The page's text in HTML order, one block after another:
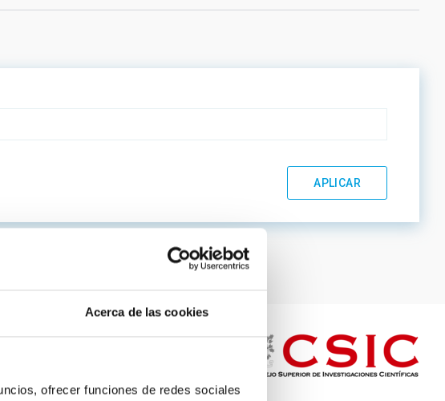
Acerca de las cookies
ofrecer funciones de redes sociales